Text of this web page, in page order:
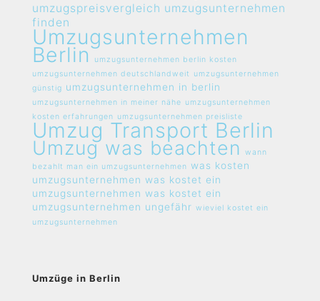
umzugspreisvergleich umzugsunternehmen
finden
Umzugsunternehmen
Berlin
umzugsunternehmen berlin kosten
umzugsunternehmen deutschlandweit
umzugsunternehmen
günstig umzugsunternehmen in berlin
umzugsunternehmen in meiner nähe umzugsunternehmen
kosten erfahrungen umzugsunternehmen preisliste
Umzug Transport Berlin
Umzug was beachten
wann
bezahlt man ein umzugsunternehmen was kosten
umzugsunternehmen was kostet ein
umzugsunternehmen was kostet ein
umzugsunternehmen ungefähr wieviel kostet ein
umzugsunternehmen
Umzüge in Berlin